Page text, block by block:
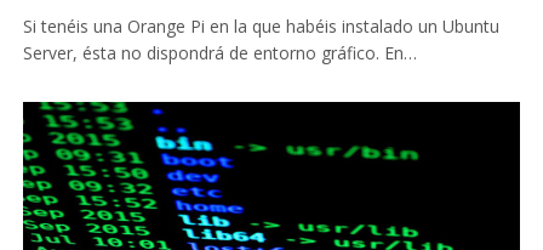
Si tenéis una Orange Pi en la que habéis instalado un Ubuntu
Server, ésta no dispondrá de entorno gráfico. En…